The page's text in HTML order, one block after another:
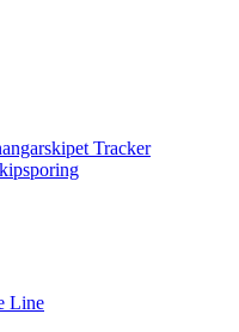
Tracker
Line